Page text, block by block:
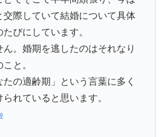
交際していて結婚について具体
びにしています。
。婚期を逃したのはそれなり
と。
たの適齢期」という言葉に多く
れていると思います。